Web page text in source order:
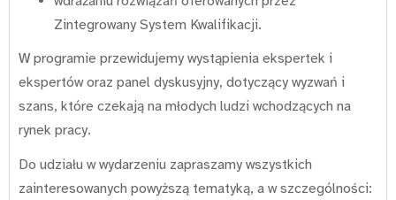
Zintegrowany System Kwalifikacji.
W programie przewidujemy wystąpienia ekspertek i
ekspertów oraz panel dyskusyjny, dotyczący wyzwań i
szans, które czekają na młodych ludzi wchodzących na
rynek pracy.
Do udziału w wydarzeniu zapraszamy wszystkich
zainteresowanych powyższą tematyką, a w szczególności: